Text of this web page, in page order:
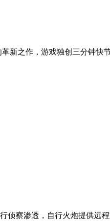
新之作，游戏独创三分钟快
察渗透，自行火炮提供远